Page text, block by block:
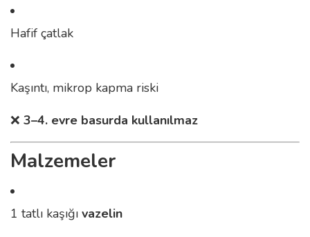
Hafif çatlak
Kaşıntı, mikrop kapma riski
❌ 3–4. evre basurda kullanılmaz
Malzemeler
1 tatlı kaşığı vazelin